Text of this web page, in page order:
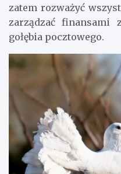
zatem rozważyć
zarządzać finansami
gołębia pocztowego.